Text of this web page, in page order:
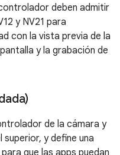
deben admitir
y NV21 para
con la vista previa de la
y la grabación de
de la cámara y
y define una
que las apps puedan